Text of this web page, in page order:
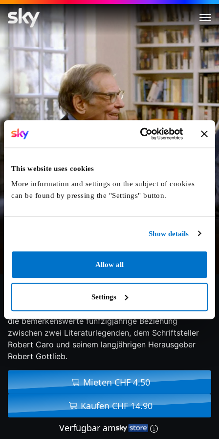
This website uses cookies
More information and settings on the subject of cookies
can be found by pressing the "Settings" button.
Show details
Allow all
Settings
Turn Every Page - The
8.2/10 2022 109 min Doku
In ihrem Dokumentarfilm beleuchtet die Regisseurin
die bemerkenswerte fünfzigjährige Beziehung
zwischen zwei Literaturlegenden, dem Schriftsteller
Robert Caro und seinem langjährigen Herausgeber
Robert Gottlieb.
Mieten CHF 4.50
Kaufen CHF 14.90
Verfügbar am